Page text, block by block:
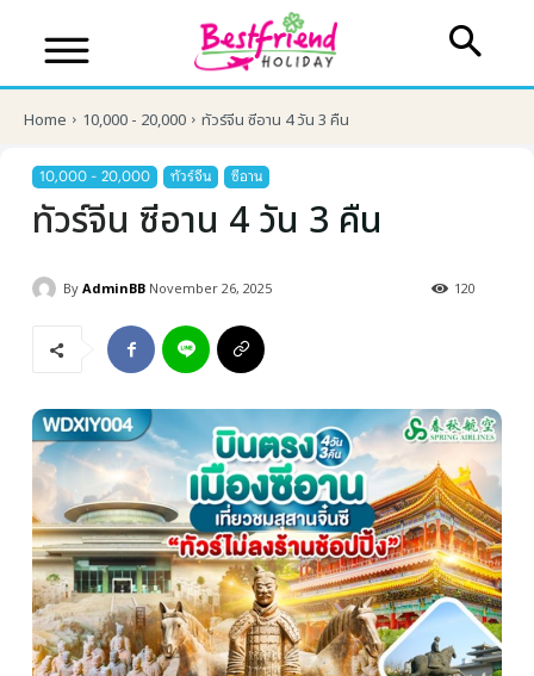
บริษัทเบสเฟรนด์ ฮอลิเดย์
เส้นทางที่ต้องการ
หน้าแรก
Home 10,000 - 20,000 ทัวร์จีน ซีอาน 4 วัน 3 คืน
10,000 - 20,000 ทัวร์จีน ซีอาน
ทัวร์จีน ซีอาน 4 วัน 3 คืน
By AdminBB November 26, 2025 120